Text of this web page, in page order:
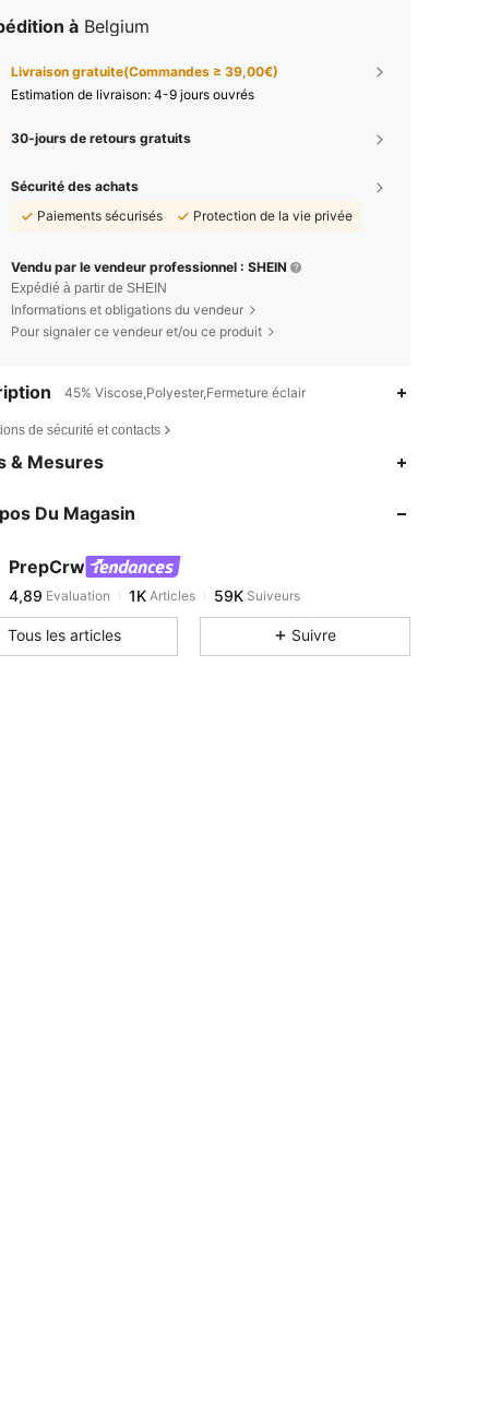
à Belgium
Livraison gratuite(Commandes ≥ 39,00€)
Estimation de livraison: 4-9 jours ouvrés
30-jours de retours gratuits
Sécurité des achats
Paiements sécurisés
Protection de la vie privée
Vendu par le vendeur professionnel : SHEIN
Expédié à partir de SHEIN
Informations et obligations du vendeur
Pour signaler ce vendeur et/ou ce produit
45% Viscose,Polyester,Fermeture éclair
de sécurité et contacts
& Mesures
Du Magasin
PrepCrw
4,89
1K
4,89 Evaluation 1KArticles
T***aest en train de naviguer
Tous les articles Suivre